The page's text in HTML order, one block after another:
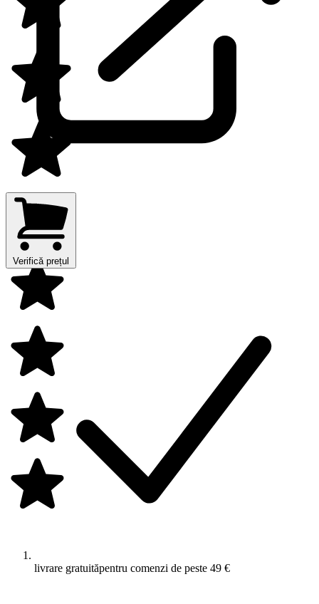
Verifică prețul
livrare gratuităpentru comenzi de peste 49 €